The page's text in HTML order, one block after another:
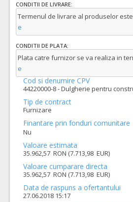
CONDITII DE LIVRARE:
Termenul de livrare al produselor
e
CONDITII DE PLATA:
Plata catre furnizor se va realiza in
e
Cod si denumire CPV
44220000-8 - Dulgherie pentru
Tip de contract
Furnizare
Finantare prin fonduri comunitare
Nu
Valoare estimata
35.962,57 RON (7.713,98 EUR)
Valoare cumparare directa
35.962,57 RON (7.713,98 EUR)
Data de raspuns a ofertantului
27.06.2018 15:17